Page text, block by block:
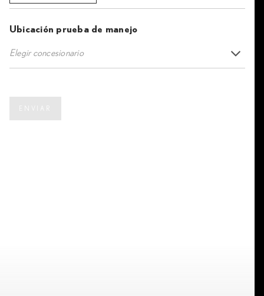
Ubicación prueba de manejo
Elegir concesionario
ENVIAR